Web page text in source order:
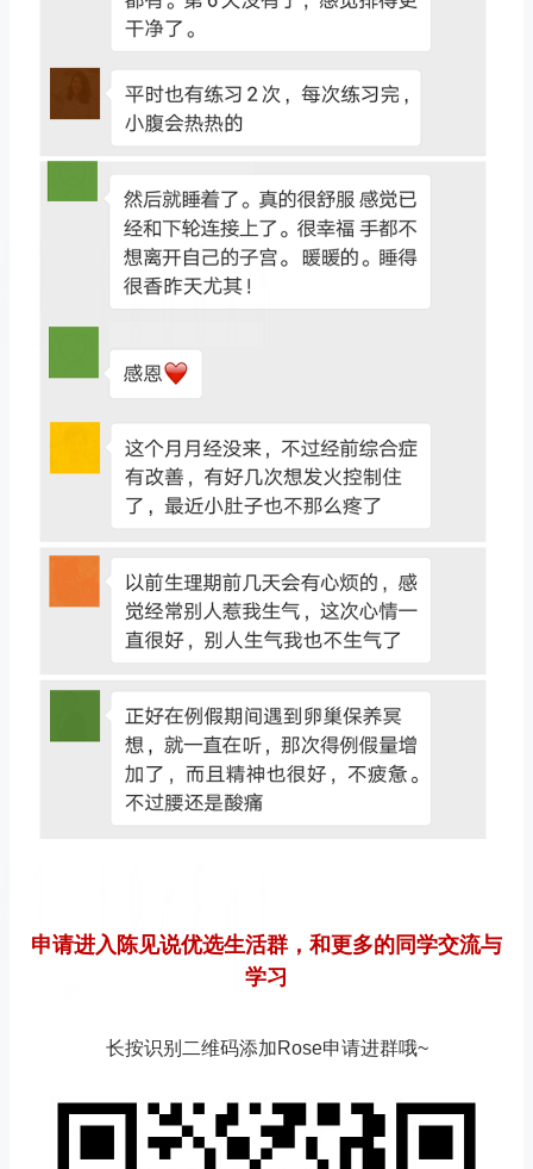
申请进入陈见说优选生活群，和更多的同学交流与
学习
长按识别二维码添加Rose申请进群哦~